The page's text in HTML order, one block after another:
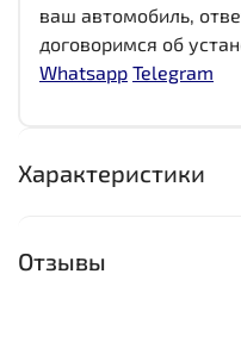
ваш автомобиль,
договоримся об
Whatsapp Telegram
Характеристики
Отзывы